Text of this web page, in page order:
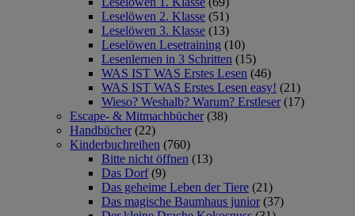
Leselöwen 2. Klasse (51)
Leselöwen 3. Klasse (13)
Leselöwen Lesetraining (10)
Lesenlernen in 3 Schritten (15)
WAS IST WAS Erstes Lesen (46)
WAS IST WAS Erstes Lesen easy! (21)
Wieso? Weshalb? Warum? Erstleser (17)
Escape- & Mitmachbücher (38)
Handbücher (22)
Kinderbuchreihen (760)
Bitte nicht öffnen (13)
Das Dorf (9)
Das geheime Leben der Tiere (21)
Das magische Baumhaus junior (37)